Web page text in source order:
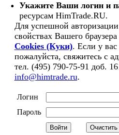
Укажите Ваши логин и
ресурсам HimTrade.RU.
Для успешной
свойствах Вашего
Cookies (Куки). Если у
пожалуйста, свяжитесь с
тел. (495) 790-75-91 доб.
info@himtrade.ru.
Логин
Пароль